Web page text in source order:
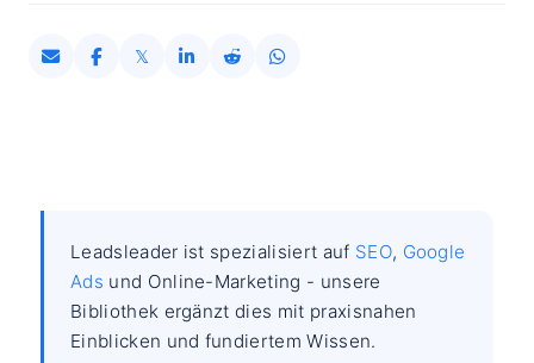
Leadsleader ist spezialisiert auf SEO, Google
Ads und Online-Marketing - unsere
Bibliothek ergänzt dies mit praxisnahen
Einblicken und fundiertem Wissen.